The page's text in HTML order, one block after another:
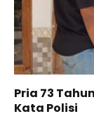
Pria 73
Kata Polisi